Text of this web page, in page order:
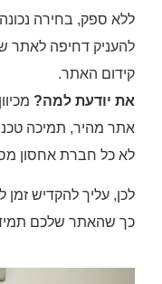
ללא ספק, בחירה
להעניק דחיפה לאתר
קידום האתר.
את יודעת למה?
אתר מהיר, תמיכה
לא כל חברת אחסון
לכן, עליך להקדיש
כך שהאתר שלכם